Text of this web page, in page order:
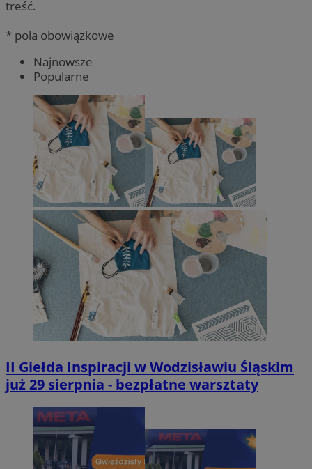
treść.
* pola obowiązkowe
Najnowsze
Popularne
II Giełda Inspiracji w Wodzisławiu Śląskim
już 29 sierpnia - bezpłatne warsztaty